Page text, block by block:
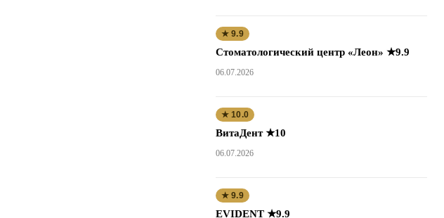
★ 9.9
Стоматологический центр «Леон» ★9.9
06.07.2026
★ 10.0
ВитаДент ★10
06.07.2026
★ 9.9
EVIDENT ★9.9